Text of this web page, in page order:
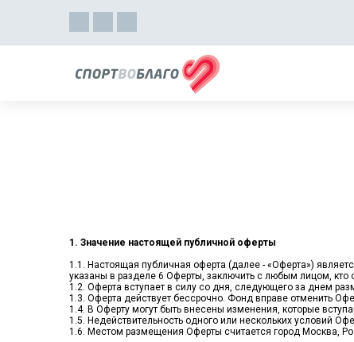
1. Значение настоящей публичной оферты
1.1. Настоящая публичная оферта (далее - «Оферта»)
указаны в разделе 6 Оферты, заключить с любым лицом, кто
1.2. Оферта вступает в силу со дня, следующего за днем
1.3. Оферта действует бессрочно. Фонд вправе отменить
1.4. В Оферту могут быть внесены изменения, которые
1.5. Недействительность одного или нескольких условий
1.6. Местом размещения Оферты считается город Москва,